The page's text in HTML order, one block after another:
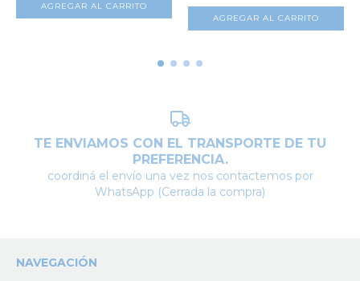
AGREGAR AL CARRITO
AGREGAR AL CARRITO
TE ENVIAMOS CON EL TRANSPORTE DE TU
PREFERENCIA.
coordiná el envío una vez nos contactemos por
WhatsApp (Cerrada la compra)
NAVEGACIÓN